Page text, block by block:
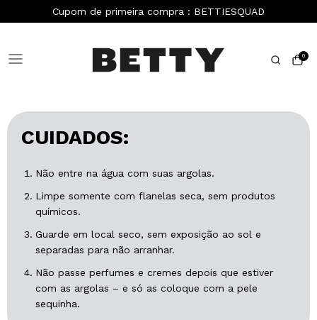
Cupom de primeira compra : BETTIESQUAD
0
CUIDADOS:
Não entre na água com suas argolas.
Limpe somente com flanelas seca, sem produtos
químicos.
Guarde em local seco, sem exposição ao sol e
separadas para não arranhar.
Não passe perfumes e cremes depois que estiver
com as argolas – e só as coloque com a pele
sequinha.